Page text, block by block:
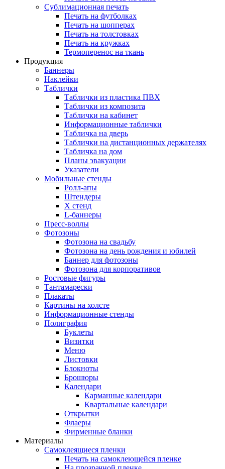
Сублимационная печать
Печать на футболках
Печать на шопперах
Печать на толстовках
Печать на кружках
Термоперенос на ткань
Продукция
Баннеры
Наклейки
Таблички
Таблички из пластика ПВХ
Таблички из композита
Таблички на кабинет
Информационные таблички
Табличка на дверь
Таблички на дистанционных держателях
Табличка на дом
Планы эвакуации
Указатели
Мобильные стенды
Ролл-апы
Штендеры
Х стенд
L-баннеры
Пресс-воллы
Фотозоны
Фотозона на свадьбу
Фотозона на день рождения и юбилей
Баннер для фотозоны
Фотозона для корпоративов
Ростовые фигуры
Тантамарески
Плакаты
Картины на холсте
Информационные стенды
Полиграфия
Буклеты
Визитки
Меню
Листовки
Блокноты
Брошюры
Календари
Карманные календари
Квартальные календари
Открытки
Флаеры
Фирменные бланки
Материалы
Самоклеящиеся пленки
Печать на самоклеющейся пленке